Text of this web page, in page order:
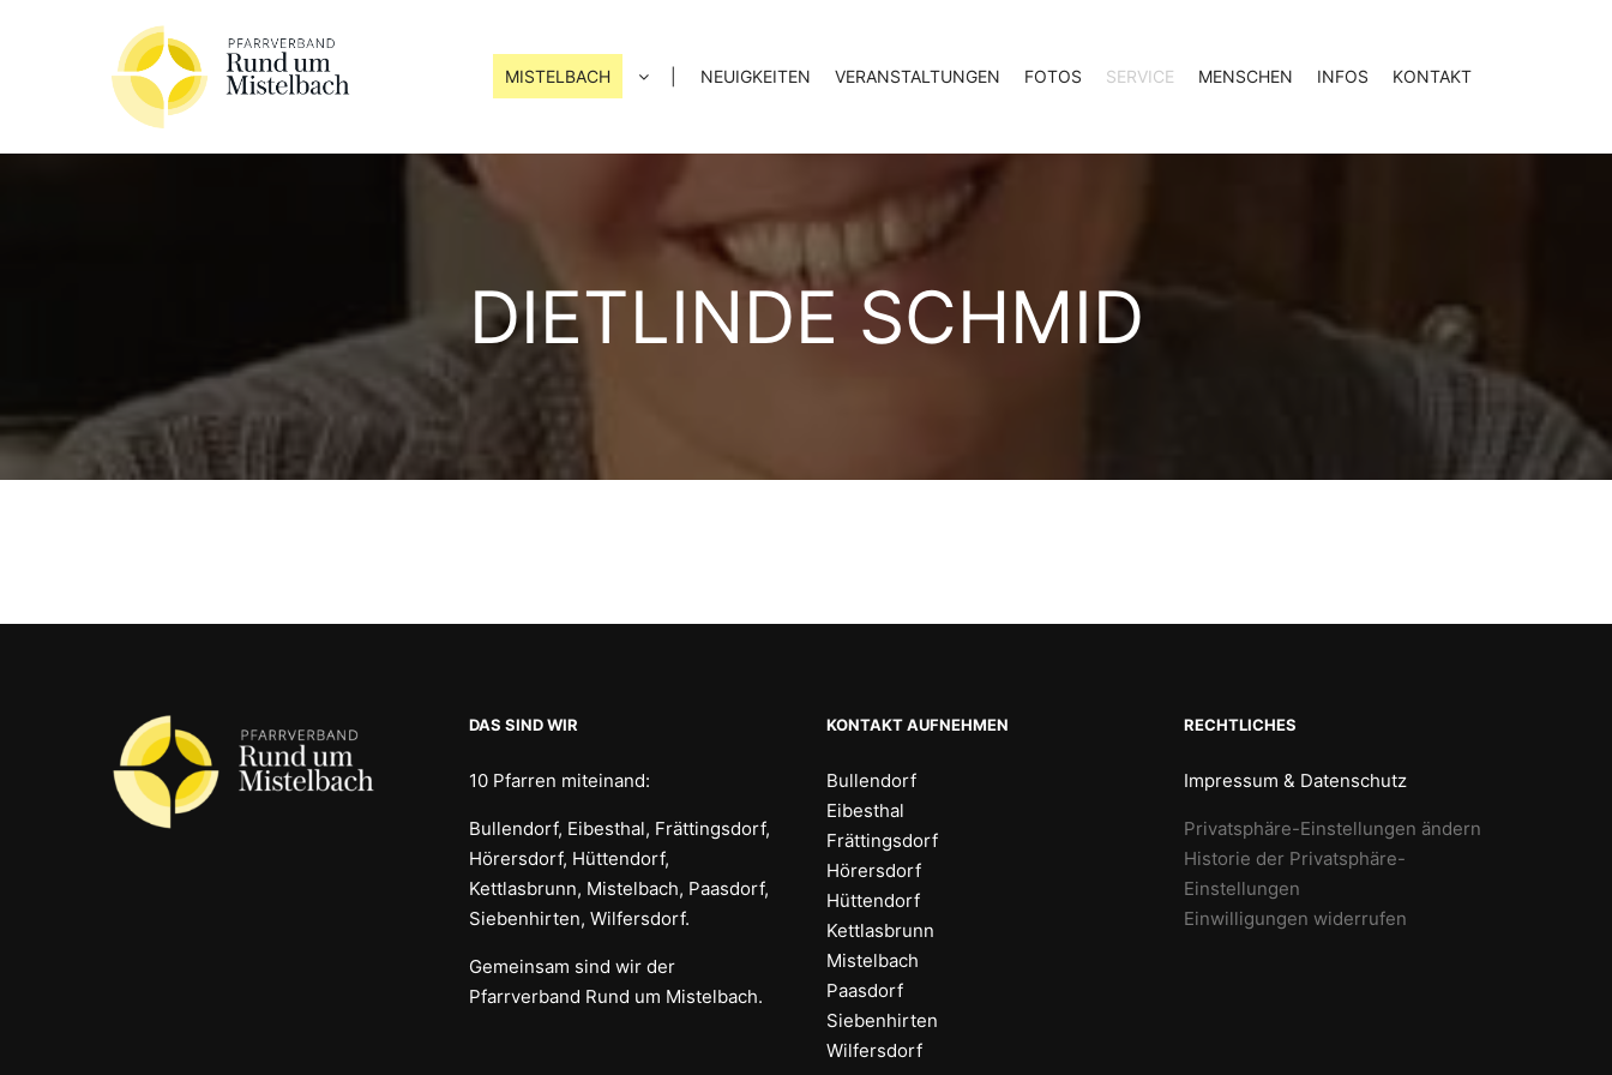
MISTELBACH NEUIGKEITEN VERANSTALTUNGEN FOTOS SERVICE MENSCHEN INFOS KONTAKT
DIETLINDE SCHMID
DAS SIND WIR
10 Pfarren miteinand:
Bullendorf, Eibesthal, Frättingsdorf,
Hörersdorf, Hüttendorf,
Kettlasbrunn, Mistelbach, Paasdorf,
Siebenhirten, Wilfersdorf.
Gemeinsam sind wir der
Pfarrverband Rund um Mistelbach.
KONTAKT AUFNEHMEN
Bullendorf
Eibesthal
Frättingsdorf
Hörersdorf
Hüttendorf
Kettlasbrunn
Mistelbach
Paasdorf
Siebenhirten
Wilfersdorf
RECHTLICHES
Impressum & Datenschutz
Privatsphäre-Einstellungen ändern
Historie der Privatsphäre-
Einstellungen
Einwilligungen widerrufen